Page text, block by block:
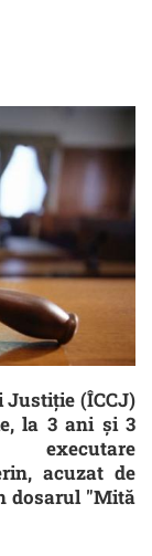
(ÎCCJ)
la 3 ani și 3
acuzat de
dosarul "Mită